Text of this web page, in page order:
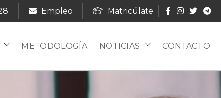
Empleo Matricúlate
METODOLOGÍA NOTICIAS CONTACTO